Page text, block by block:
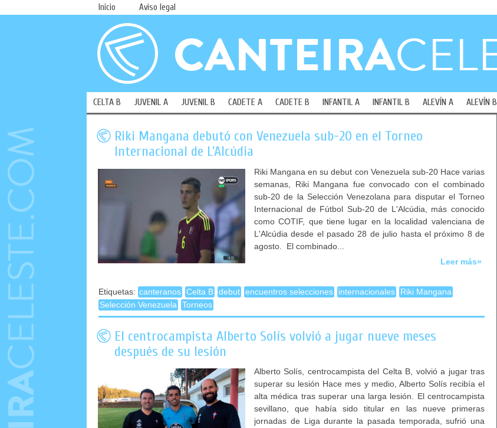
Inicio Aviso legal
CELTA B JUVENIL A JUVENIL B CADETE A CADETE B INFANTIL A INFANTIL B ALEVÍN A ALEVÍN B
Riki Mangana debutó con Venezuela sub-20 en el Torneo
Internacional de L'Alcúdia
Riki Mangana en su debut con Venezuela sub-20 Hace varias
semanas, Riki Mangana fue convocado con el combinado
sub-20 de la Selección Venezolana para disputar el Torneo
Internacional de Fútbol Sub-20 de L'Alcúdia, más conocido
como COTIF, que tiene lugar en la localidad valenciana de
L'Alcúdia desde el pasado 28 de julio hasta el próximo 8 de
agosto. El combinado...
Leer más»
Etiquetas: canteranos Celta B debut encuentros selecciones internacionales
Riki Mangana
Selección Venezuela
Torneos
El centrocampista Alberto Solís volvió a jugar nueve meses
después de su lesión
Alberto Solís, centrocampista del Celta B, volvió a jugar tras
superar su lesión Hace mes y medio, Alberto Solís recibía el
alta médica tras superar una larga lesión. El centrocampista
sevillano, que había sido titular en las nueve primeras
jornadas de Liga durante la pasada temporada, sufrió una